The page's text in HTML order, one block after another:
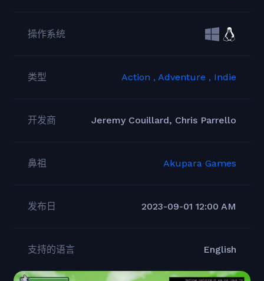
操作系统
类型 Action , Adventure , Indie
开发商 Jeremy Couillard, Chris Parrello
鼻祖 Akupara Games
发布日 2023-09-01 12:00 AM
支持的语言 English